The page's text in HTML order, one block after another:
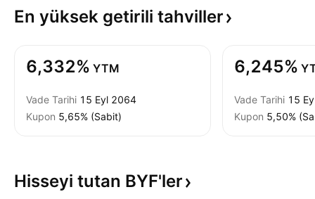
En yüksek getirili tahviller
6,332% YTM
Vade Tarihi 15 Eyl 2064
Kupon 5,65% (Sabit)
6,245%
Vade Tarihi 15
Kupon 5,50%
Hisseyi tutan BYF'ler